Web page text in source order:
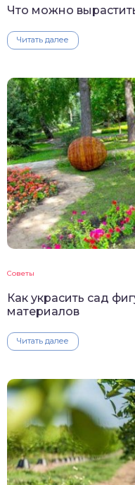
Что можно
Читать далее
Советы
Как украсить сад
материалов
Читать далее